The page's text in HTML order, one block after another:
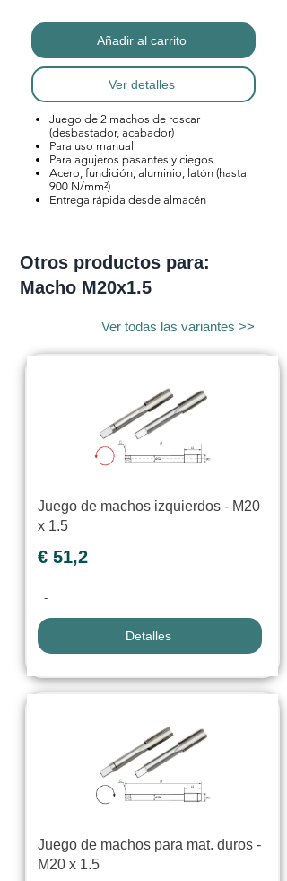
Añadir al carrito
Ver detalles
Juego de 2 machos de roscar
(desbastador, acabador)
Para uso manual
Para agujeros pasantes y ciegos
Acero, fundición, aluminio, latón (hasta
900 N/mm²)
Entrega rápida desde almacén
Otros productos para:
Macho M20x1.5
Ver todas las variantes >>
Juego de machos izquierdos - M20
x 1.5
€ 51,2
-
Detalles
Juego de machos para mat. duros -
M20 x 1.5